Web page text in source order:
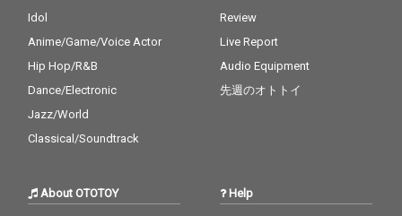
Idol
Anime/Game/Voice Actor
Hip Hop/R&B
Dance/Electronic
Jazz/World
Classical/Soundtrack
Review
Live Report
Audio Equipment
先週のオトトイ
About OTOTOY Help